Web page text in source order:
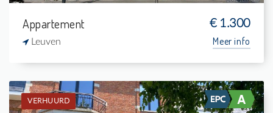
Appartement € 1.300
Leuven Meer info
VERHUURD